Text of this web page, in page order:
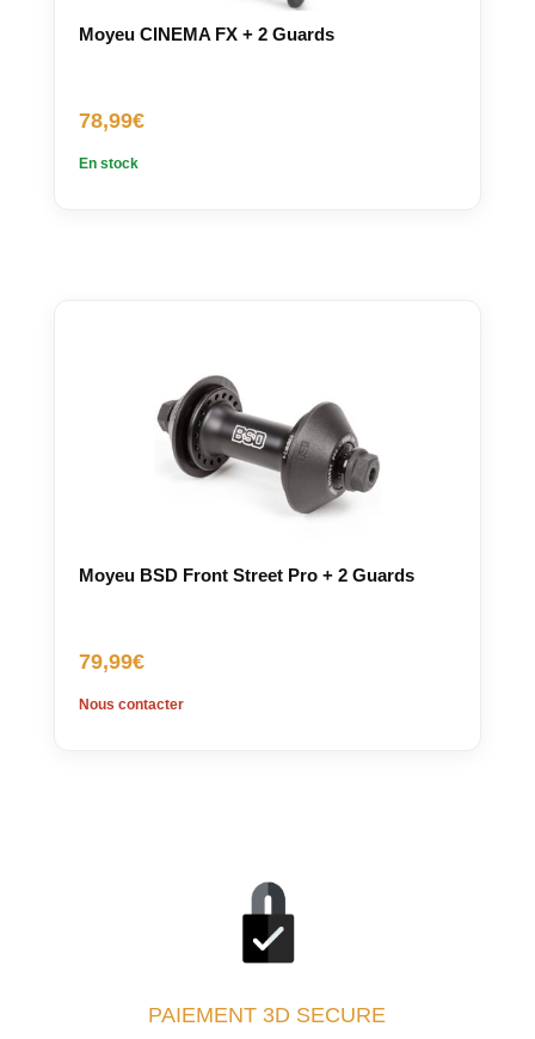
Moyeu CINEMA FX + 2 Guards
78,99€
En stock
Moyeu BSD Front Street Pro + 2 Guards
79,99€
Nous contacter
PAIEMENT 3D SECURE